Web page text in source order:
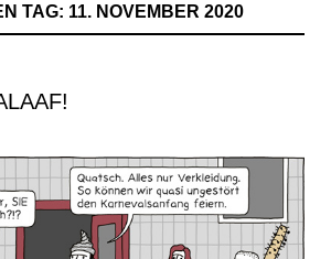
TAG: 11. NOVEMBER 2020